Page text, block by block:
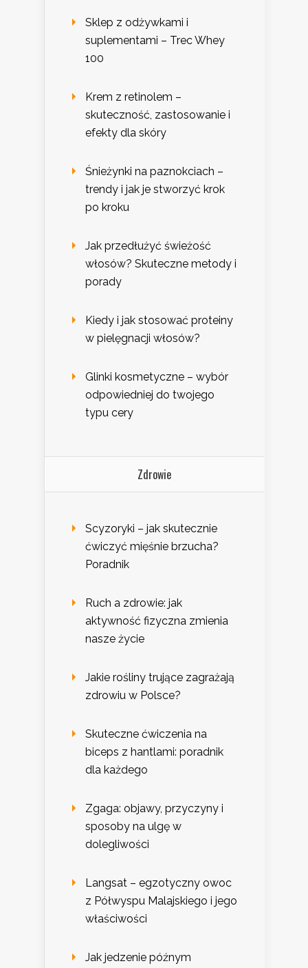
Sklep z odżywkami i
suplementami – Trec Whey
100
Krem z retinolem –
skuteczność, zastosowanie i
efekty dla skóry
Śnieżynki na paznokciach –
trendy i jak je stworzyć krok
po kroku
Jak przedłużyć świeżość
włosów? Skuteczne metody i
porady
Kiedy i jak stosować proteiny
w pielęgnacji włosów?
Glinki kosmetyczne – wybór
odpowiedniej do twojego
typu cery
Zdrowie
Scyzoryki – jak skutecznie
ćwiczyć mięśnie brzucha?
Poradnik
Ruch a zdrowie: jak
aktywność fizyczna zmienia
nasze życie
Jakie rośliny trujące zagrażają
zdrowiu w Polsce?
Skuteczne ćwiczenia na
biceps z hantlami: poradnik
dla każdego
Zgaga: objawy, przyczyny i
sposoby na ulgę w
dolegliwości
Langsat – egzotyczny owoc
z Półwyspu Malajskiego i jego
właściwości
Jak jedzenie późnym